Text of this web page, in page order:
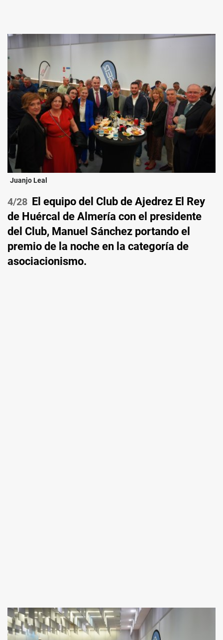
Juanjo Leal
/28 El equipo del Club de Ajedrez El Rey
de Huércal de Almería con el presidente
del Club, Manuel Sánchez portando el
premio de la noche en la categoría de
asociacionismo.